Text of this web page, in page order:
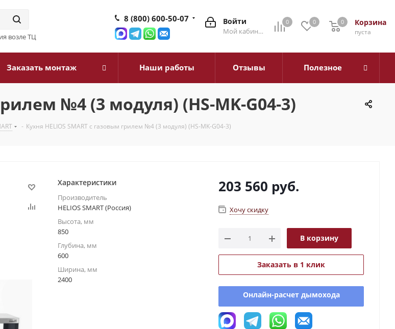
возле ТЦ
0 0 Корзина
0
пуста
0
Войти
Мой кабинет
8 (800) 600-50-07
Заказать монтаж Наши работы Отзывы Полезное
№4 (3 модуля) (HS-MK-G04-3)
- Кухня HELIOS SMART с газовым грилем №4 (3 модуля) (HS-MK-G04-3)
Характеристики
Производитель
HELIOS SMART (Россия)
Высота, мм
850
Глубина, мм
600
Ширина, мм
2400
203 560 руб.
Хочу скидку
В корзину
Заказать в 1 клик
Онлайн-расчет дымохода